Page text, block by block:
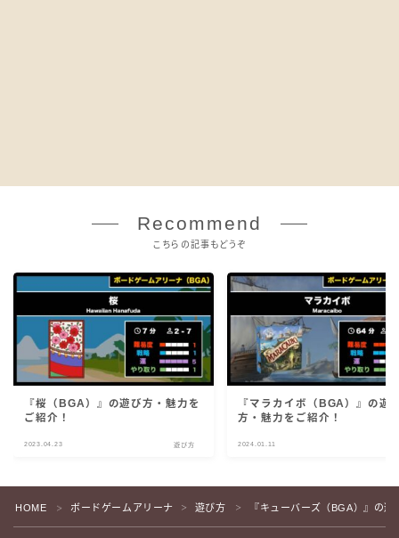
Recommend
こちらの記事もどうぞ
『桜（BGA）』の遊び方・魅力を
ご紹介！
2023.04.23 遊び方
『マラカイボ（BGA）』の遊
方・魅力をご紹介！
2024.01.11
HOME ＞ ボードゲームアリーナ ＞ 遊び方 ＞ 『キューバーズ（BGA）』の